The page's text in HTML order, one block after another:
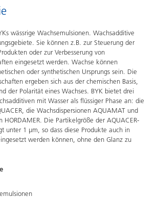
wässrige Wachsemulsionen. Wachsadditive
Sie können z.B. zur Steuerung der
oder zur Verbesserung von
eingesetzt werden. Wachse können
oder synthetischen Ursprungs sein. Die
ergeben sich aus der chemischen Basis,
der Polarität eines Wachses. BYK bietet drei
mit Wasser als flüssiger Phase an: die
die Wachsdispersionen AQUAMAT und
HORDAMER. Die Partikelgröße der AQUACER-
unter 1 µm, so dass diese Produkte auch in
werden können, ohne den Glanz zu